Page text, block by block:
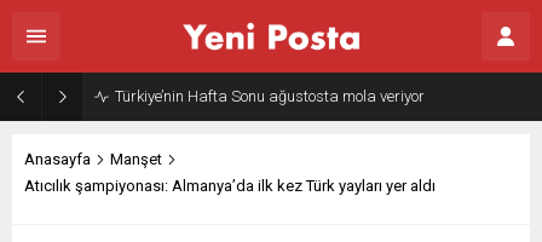
Gazze’nin geleceği: Teknokratik kontrol mü, kolonializm mi?
Anasayfa
Manşet
Atıcılık şampiyonası: Almanya’da ilk kez Türk yayları yer aldı